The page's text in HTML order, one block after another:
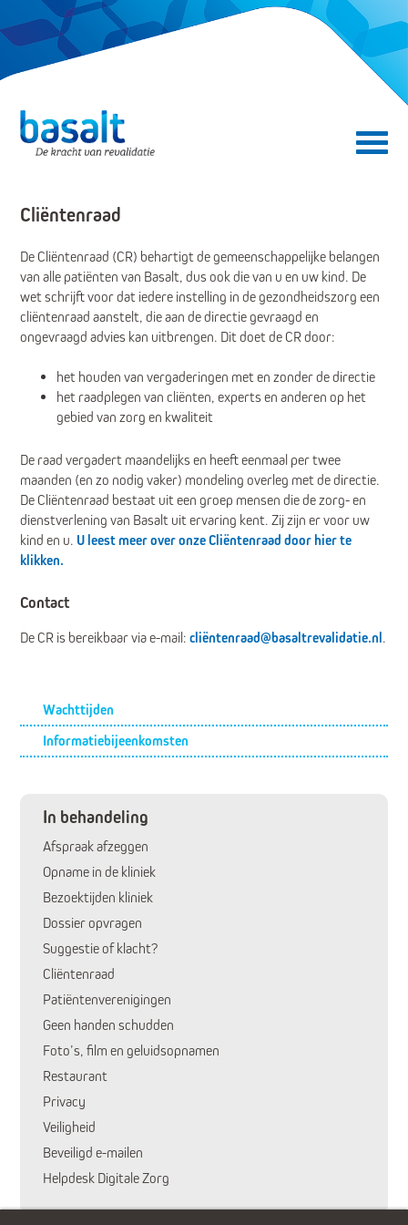
Direct naar de contentDirect naar de navigatie
Cliëntenraad
De Cliëntenraad (CR) behartigt de gemeenschappelijke belangen
van alle patiënten van Basalt, dus ook die van u en uw kind. De
wet schrijft voor dat iedere instelling in de gezondheidszorg een
cliëntenraad aanstelt, die aan de directie gevraagd en
ongevraagd advies kan uitbrengen. Dit doet de CR door:
het houden van vergaderingen met en zonder de directie
het raadplegen van cliënten, experts en anderen op het
gebied van zorg en kwaliteit
De raad vergadert maandelijks en heeft eenmaal per twee
maanden (en zo nodig vaker) mondeling overleg met de directie.
De Cliëntenraad bestaat uit een groep mensen die de zorg- en
dienstverlening van Basalt uit ervaring kent. Zij zijn er voor uw
kind en u. U leest meer over onze Cliëntenraad door hier te
klikken.
Contact
De CR is bereikbaar via e-mail:cliëntenraad@basaltrevalidatie.nl.
Submenu
Wachttijden
Informatiebijeenkomsten
In behandeling
Afspraak afzeggen
Opname in de kliniek
Bezoektijden kliniek
Dossier opvragen
Suggestie of klacht?
Huidige pagina:
Cliëntenraad
Patiëntenverenigingen
Geen handen schudden
Foto’s, film en geluidsopnamen
Restaurant
Privacy
Veiligheid
Beveiligd e-mailen
Helpdesk Digitale Zorg